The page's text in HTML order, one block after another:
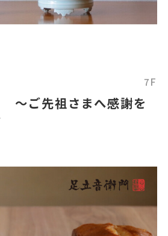
7F
〜ご先祖さまへ感謝を